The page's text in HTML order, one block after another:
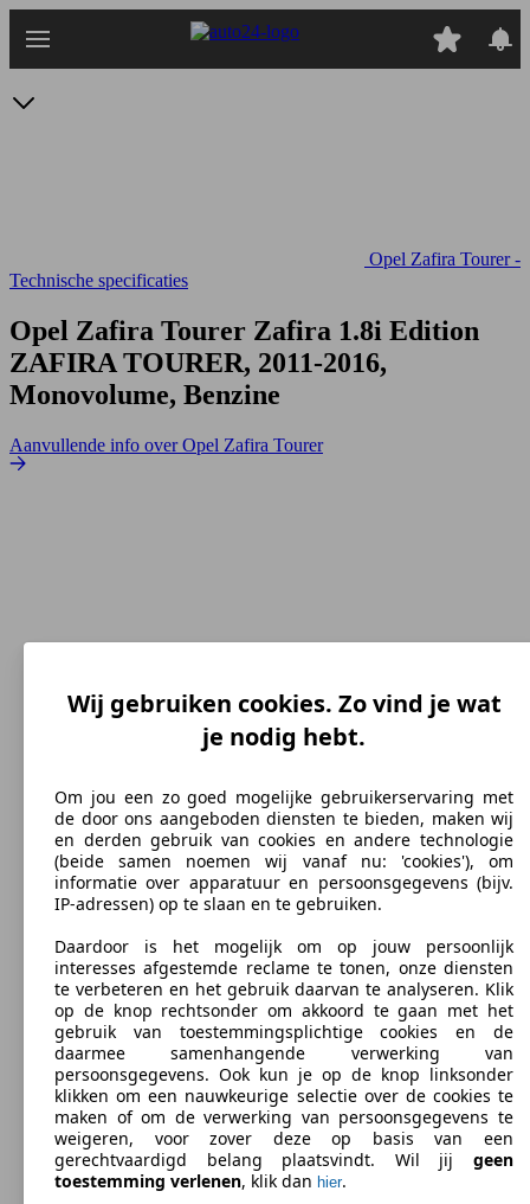
naar
Opel Zafira Tourer -
Technische specificaties
Opel Zafira Tourer Zafira 1.8i Edition
ZAFIRA TOURER, 2011-2016,
Monovolume, Benzine
Aanvullende info over Opel Zafira Tourer
Topsnelheid (km/h)
Benzine
169 g/km
CO2-uitstoot (gem.)*
Wij gebruiken cookies. Zo vind je wat
je nodig hebt.
Om jou een zo goed mogelijke gebruikerservaring met
de door ons aangeboden diensten te bieden, maken wij
en derden gebruik van cookies en andere technologie
(beide samen noemen wij vanaf nu: 'cookies'), om
informatie over apparatuur en persoonsgegevens (bijv.
IP-adressen) op te slaan en te gebruiken.
Daardoor is het mogelijk om op jouw persoonlijk
interesses afgestemde reclame te tonen, onze diensten
te verbeteren en het gebruik daarvan te analyseren. Klik
op de knop rechtsonder om akkoord te gaan met het
gebruik van toestemmingsplichtige cookies en de
daarmee samenhangende verwerking van
persoonsgegevens. Ook kun je op de knop linksonder
klikken om een nauwkeurige selectie over de cookies te
maken of om de verwerking van persoonsgegevens te
weigeren, voor zover deze op basis van een
gerechtvaardigd belang plaatsvindt. Wil jij geen
toestemming verlenen, klik dan hier.